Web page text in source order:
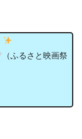
（ふるさと映画祭